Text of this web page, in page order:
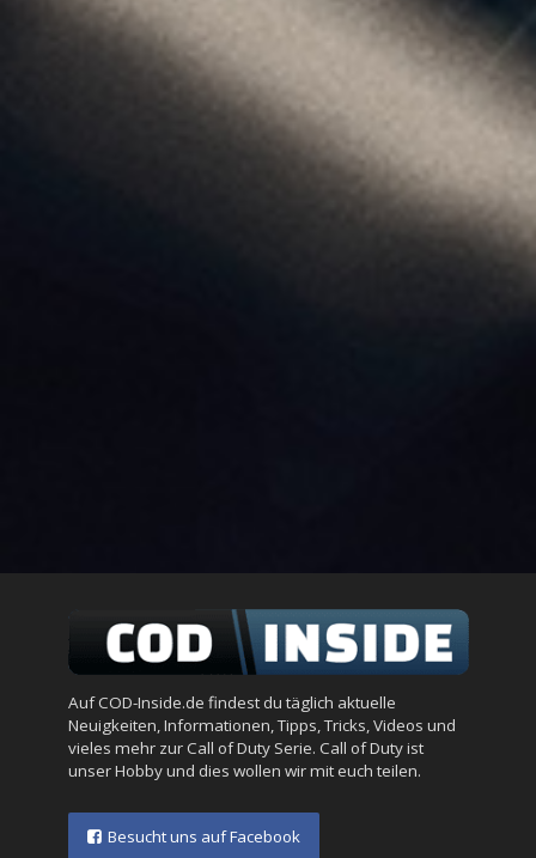
Auf COD-Inside.de findest du täglich aktuelle
Neuigkeiten, Informationen, Tipps, Tricks, Videos und
vieles mehr zur Call of Duty Serie. Call of Duty ist
unser Hobby und dies wollen wir mit euch teilen.
Besucht uns auf Facebook